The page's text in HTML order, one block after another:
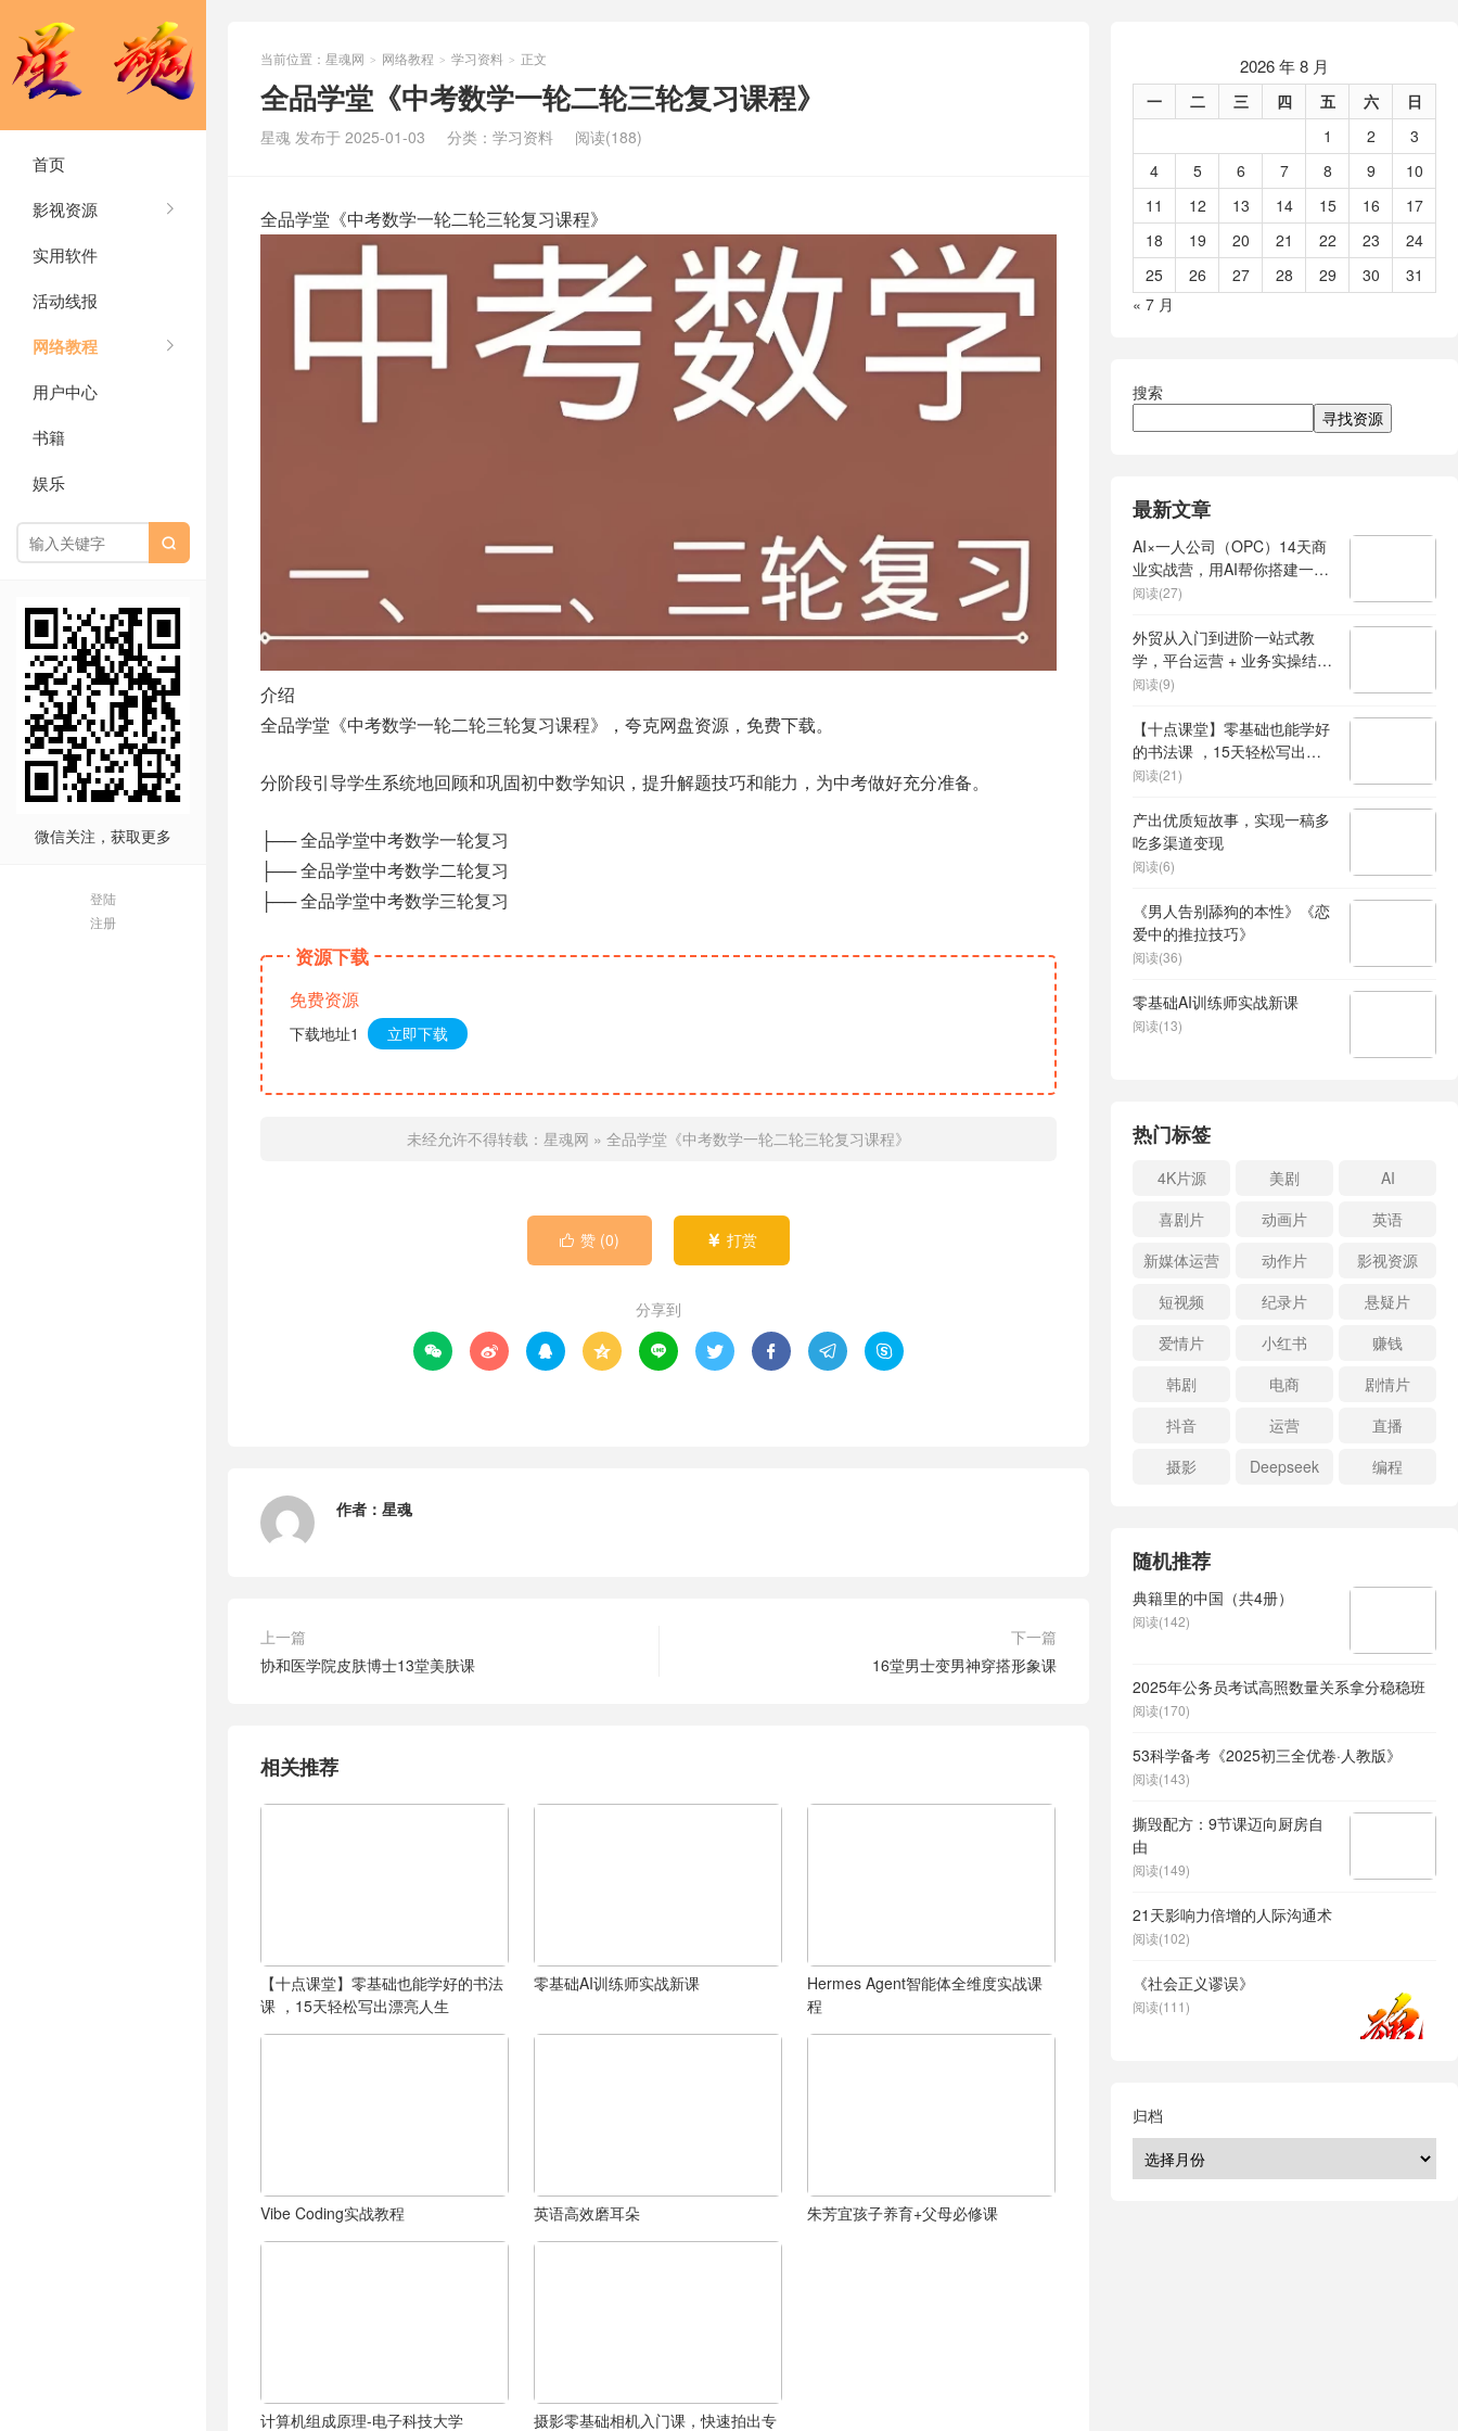
首页
影视资源
实用软件
活动线报
网络教程
用户中心
书籍
娱乐

微信关注，获取更多
登陆
注册
当前位置： 星魂网 > 网络教程 > 学习资料 > 正文
全品学堂《中考数学一轮二轮三轮复习课程》
星魂 发布于 2025-01-03 分类： 学习资料 阅读(188)
全品学堂《中考数学一轮二轮三轮复习课程》
介绍
全品学堂《中考数学一轮二轮三轮复习课程》，夸克网盘资源，免费下载。
分阶段引导学生系统地回顾和巩固初中数学知识，提升解题技巧和能力，为中考做好充分准备。
├── 全品学堂中考数学一轮复习
├── 全品学堂中考数学二轮复习
├── 全品学堂中考数学三轮复习
资源下载
免费资源
下载地址1 立即下载
未经允许不得转载： 星魂网 » 全品学堂《中考数学一轮二轮三轮复习课程》
 赞 (0)  打赏
分享到
        
作者： 星魂
上一篇
协和医学院皮肤博士13堂美肤课
下一篇
16堂男士变男神穿搭形象课
相关推荐
【十点课堂】零基础也能学好的书法
课 ，15天轻松写出漂亮人生
零基础AI训练师实战新课
Hermes Agent智能体全维度实战课
程
Vibe Coding实战教程 英语高效磨耳朵 朱芳宜孩子养育+父母必修课
计算机组成原理-电子科技大学 摄影零基础相机入门课，快速拍出专
2026 年 8 月
一 二 三 四 五 六
日
1
2
3
4
5 6 7 8 9
10
11
12 13 14 15 16
17
18
19 20 21 22 23
24
25
26 27 28 29 30
31
« 7 月
搜索
寻找资源
最新文章
AI×一人公司（OPC）14天商
业实战营，用AI帮你搭建一个
属于你自己的、能独立賺钱的
阅读(27)
外贸从入门到进阶一站式教
学，平台运营 + 业务实操结
合，实现业绩稳步增长
阅读(9)
【十点课堂】零基础也能学好
的书法课 ，15天轻松写出漂
亮人生
阅读(21)
产出优质短故事，实现一稿多
吃多渠道变现
阅读(6)
《男人告别舔狗的本性》《恋
爱中的推拉技巧》
阅读(36)
零基础AI训练师实战新课
阅读(13)
热门标签
4K片源 美剧
AI
喜剧片
动画片
英语
新媒体运营
动作片
影视资源
短视频
纪录片
悬疑片
爱情片
小红书
赚钱
韩剧
电商
剧情片
抖音
运营
直播
摄影
Deepseek 编程
随机推荐
典籍里的中国（共4册）
阅读(142)
2025年公务员考试高照数量关系拿分稳稳班
阅读(170)
53科学备考《2025初三全优卷·人教版》
阅读(143)
撕毁配方：9节课迈向厨房自
由
阅读(149)
21天影响力倍增的人际沟通术
阅读(102)
《社会正义谬误》
阅读(111)
归档